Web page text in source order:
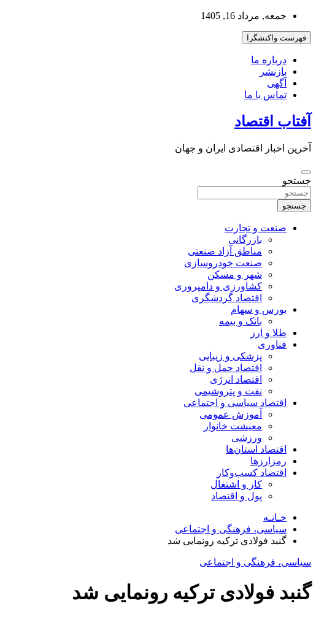
بروید
جمعه, مرداد 16, 1405
فهرست واکنشگرا
درباره ما
بازنشر
آگهی
تماس با ما
آفتاب اقتصاد
آخرین اخبار اقتصادی ایران و جهان
جستجو
جستجو
صنعت و تجارت
بازرگانی
مناطق آزاد صنعتی
صنعت خودروسازی
شهر و مسکن
کشاورزی و دامپروری
اقتصاد گردشگری
بورس و سهام
بانک و بیمه
طلا و ارز
فناوری
پزشکی و زیبایی
اقتصاد حمل و نقل
اقتصاد انرژی
نفت و پتروشیمی
اقتصاد سیاسی و اجتماعی
آموزش عمومی
معیشت خانوار
ورزشی
اقتصاد استان‌ها
رمزارزها
اقتصاد کسب‌و‌کار
کار و اشتغال
پول و اقتصاد
خـانـه
سیاسی، فرهنگی و اجتماعی
گنبد فولادی ترکیه رونمایی شد
سیاسی، فرهنگی و اجتماعی
گنبد فولادی ترکیه رونمایی شد